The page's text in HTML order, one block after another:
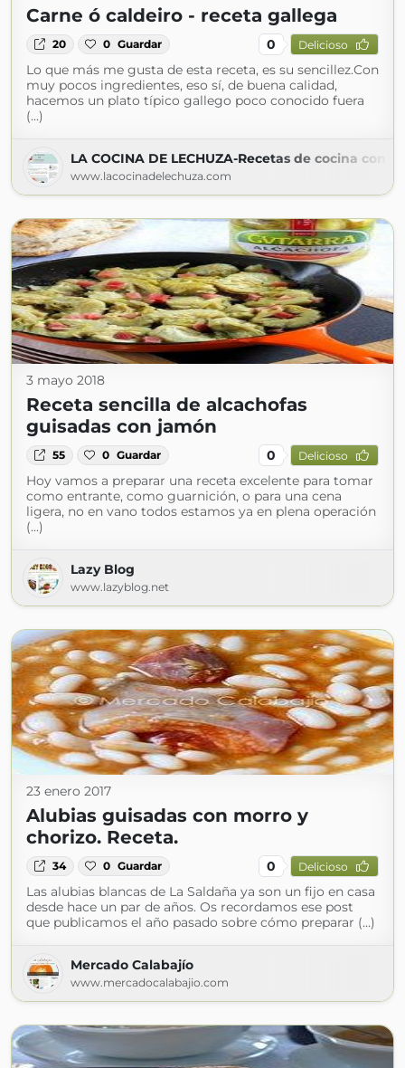
Carne ó caldeiro - receta gallega
20 0 Guardar 0 Delicioso
Lo que más me gusta de esta receta, es su sencillez.Con
muy pocos ingredientes, eso sí, de buena calidad,
hacemos un plato típico gallego poco conocido fuera
(...)
LA COCINA DE LECHUZA-Recetas de cocina con
www.lacocinadelechuza.com
3 mayo 2018
Receta sencilla de alcachofas
guisadas con jamón
55 0 Guardar 0 Delicioso
Hoy vamos a preparar una receta excelente para tomar
como entrante, como guarnición, o para una cena
ligera, no en vano todos estamos ya en plena operación
(...)
Lazy Blog
www.lazyblog.net
23 enero 2017
Alubias guisadas con morro y
chorizo. Receta.
34 0 Guardar 0 Delicioso
Las alubias blancas de La Saldaña ya son un fijo en casa
desde hace un par de años. Os recordamos ese post
que publicamos el año pasado sobre cómo preparar (...)
Mercado Calabajío
www.mercadocalabajio.com